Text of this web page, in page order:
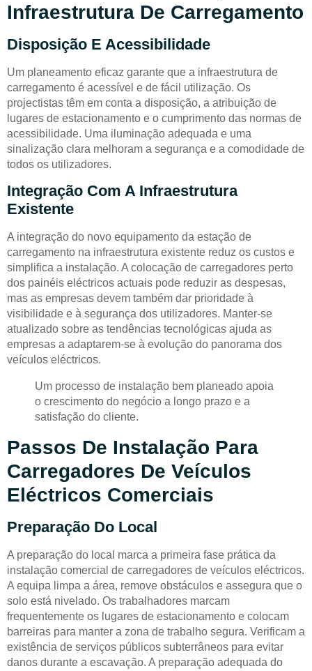
Infraestrutura De Carregamento
Disposição E Acessibilidade
Um planeamento eficaz garante que a infraestrutura de
carregamento é acessível e de fácil utilização. Os
projectistas têm em conta a disposição, a atribuição de
lugares de estacionamento e o cumprimento das normas de
acessibilidade. Uma iluminação adequada e uma
sinalização clara melhoram a segurança e a comodidade de
todos os utilizadores.
Integração Com A Infraestrutura
Existente
A integração do novo equipamento da estação de
carregamento na infraestrutura existente reduz os custos e
simplifica a instalação. A colocação de carregadores perto
dos painéis eléctricos actuais pode reduzir as despesas,
mas as empresas devem também dar prioridade à
visibilidade e à segurança dos utilizadores. Manter-se
atualizado sobre as tendências tecnológicas ajuda as
empresas a adaptarem-se à evolução do panorama dos
veículos eléctricos.
Um processo de instalação bem planeado apoia
o crescimento do negócio a longo prazo e a
satisfação do cliente.
Passos De Instalação Para
Carregadores De Veículos
Eléctricos Comerciais
Preparação Do Local
A preparação do local marca a primeira fase prática da
instalação comercial de carregadores de veículos eléctricos.
A equipa limpa a área, remove obstáculos e assegura que o
solo está nivelado. Os trabalhadores marcam
frequentemente os lugares de estacionamento e colocam
barreiras para manter a zona de trabalho segura. Verificam a
existência de serviços públicos subterrâneos para evitar
danos durante a escavação. A preparação adequada do